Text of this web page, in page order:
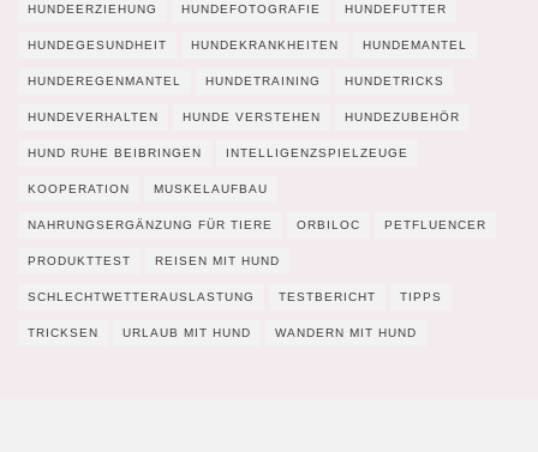
HUNDEERZIEHUNG HUNDEFOTOGRAFIE HUNDEFUTTER
HUNDEGESUNDHEIT HUNDEKRANKHEITEN HUNDEMANTEL
HUNDEREGENMANTEL HUNDETRAINING HUNDETRICKS
HUNDEVERHALTEN HUNDE VERSTEHEN HUNDEZUBEHÖR
HUND RUHE BEIBRINGEN INTELLIGENZSPIELZEUGE
KOOPERATION MUSKELAUFBAU
NAHRUNGSERGÄNZUNG FÜR TIERE ORBILOC PETFLUENCER
PRODUKTTEST REISEN MIT HUND
SCHLECHTWETTERAUSLASTUNG TESTBERICHT TIPPS
TRICKSEN URLAUB MIT HUND WANDERN MIT HUND